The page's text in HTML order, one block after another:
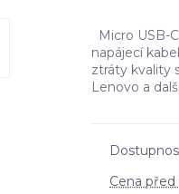
Micro USB-
napájecí
ztráty kvality
Lenovo a
Cena před